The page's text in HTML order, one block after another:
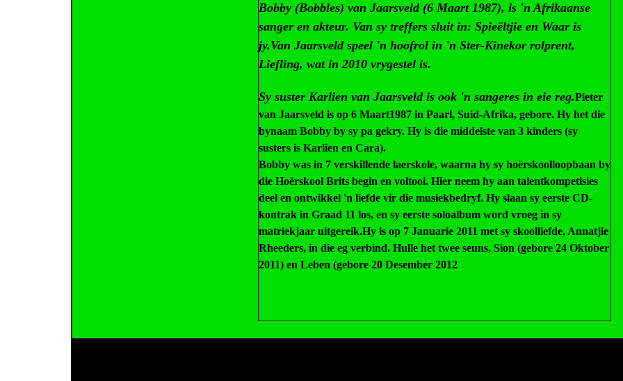
Bobby (Bobbles) van Jaarsveld (6 Maart 1987), is 'n Afrikaanse
sanger en akteur. Van sy treffers sluit in: Spieëltjie en Waar is
jy.Van Jaarsveld speel 'n hoofrol in 'n Ster-Kinekor rolprent,
Liefling, wat in 2010 vrygestel is.
Sy suster Karlien van Jaarsveld is ook 'n sangeres in eie reg.Pieter
van Jaarsveld is op 6 Maart1987 in Paarl, Suid-Afrika, gebore. Hy het die
bynaam Bobby by sy pa gekry. Hy is die middelste van 3 kinders (sy
susters is Karlien en Cara).
Bobby was in 7 verskillende laerskole, waarna hy sy hoërskoolloopbaan by
die Hoërskool Brits begin en voltooi. Hier neem hy aan talentkompetisies
deel en ontwikkel 'n liefde vir die musiekbedryf. Hy slaan sy eerste CD-
kontrak in Graad 11 los, en sy eerste soloalbum word vroeg in sy
matriekjaar uitgereik.Hy is op 7 Januarie 2011 met sy skoolliefde, Annatjie
Rheeders, in die eg verbind. Hulle het twee seuns, Sion (gebore 24 Oktober
2011) en Leben (gebore 20 Desember 2012